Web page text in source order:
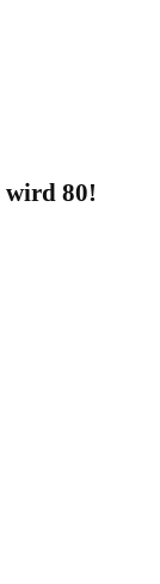
wird 80!